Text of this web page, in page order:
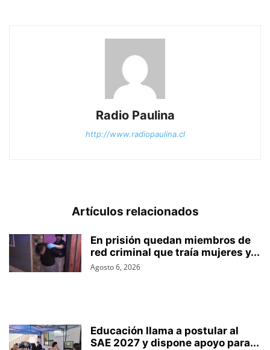
Radio Paulina
http://www.radiopaulina.cl
Artículos relacionados
En prisión quedan miembros de
red criminal que traía mujeres y...
Agosto 6, 2026
Educación llama a postular al
SAE 2027 y dispone apoyo para...